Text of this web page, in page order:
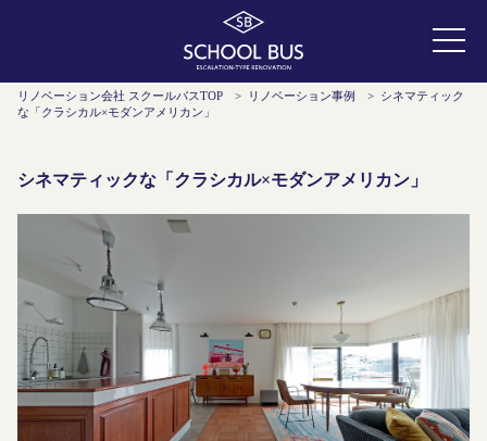
リノベーション会社 スクールバスTOP > リノベーション事例 > シネマティック
な「クラシカル×モダンアメリカン」
シネマティックな「クラシカル×モダンアメリカン」